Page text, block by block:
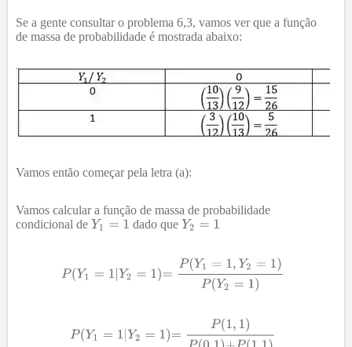
Se a gente consultar o problema 6,3, vamos ver que a função
de massa de probabilidade é mostrada abaixo:
Vamos então começar pela letra (a):
Vamos calcular a função de massa de probabilidade
condicional de
dado que